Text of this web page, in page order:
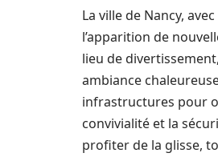
La ville de Nancy,
l’apparition de
lieu de
ambiance
infrastructures pour
convivialité et la
profiter de la glisse,